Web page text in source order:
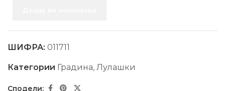
ШИФРА: 011711
Категории Градина, Лулашки